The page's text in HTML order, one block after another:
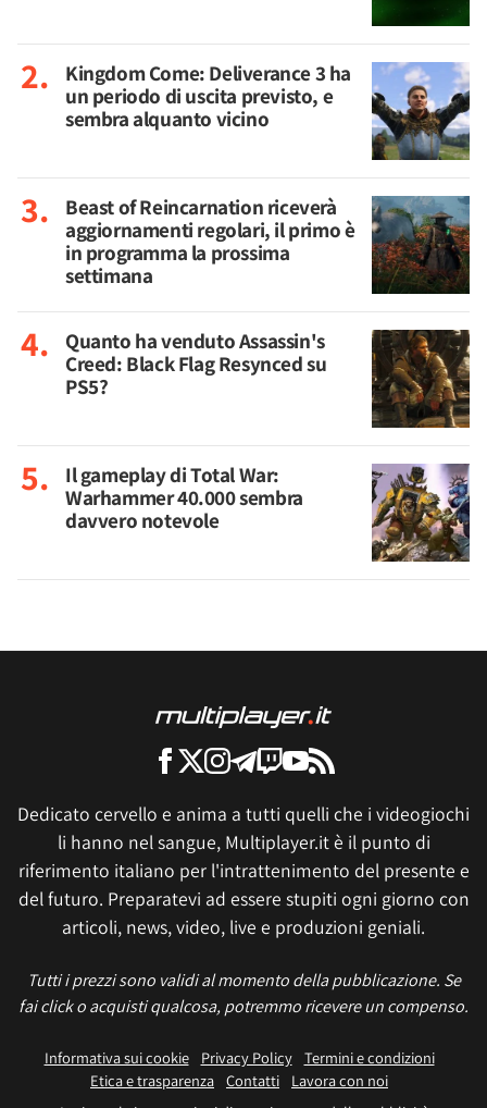
Kingdom Come: Deliverance 3 ha
un periodo di uscita previsto, e
sembra alquanto vicino
Beast of Reincarnation riceverà
aggiornamenti regolari, il primo è
in programma la prossima
settimana
Quanto ha venduto Assassin's
Creed: Black Flag Resynced su
PS5?
Il gameplay di Total War:
Warhammer 40.000 sembra
davvero notevole
Dedicato cervello e anima a tutti quelli che i videogiochi
li hanno nel sangue, Multiplayer.it è il punto di
riferimento italiano per l'intrattenimento del presente e
del futuro. Preparatevi ad essere stupiti ogni giorno con
articoli, news, video, live e produzioni geniali.
Tutti i prezzi sono validi al momento della pubblicazione. Se
fai click o acquisti qualcosa, potremmo ricevere un compenso.
Informativa sui cookie Privacy Policy
Termini e condizioni
Etica e trasparenza Contatti
Lavora con noi